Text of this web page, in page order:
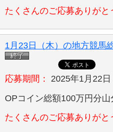
たくさんのご応募ありがと
1月23日（木）の地方競馬
応募期間：
2025年1月22
OPコイン総額100万円分山
たくさんのご応募ありがと